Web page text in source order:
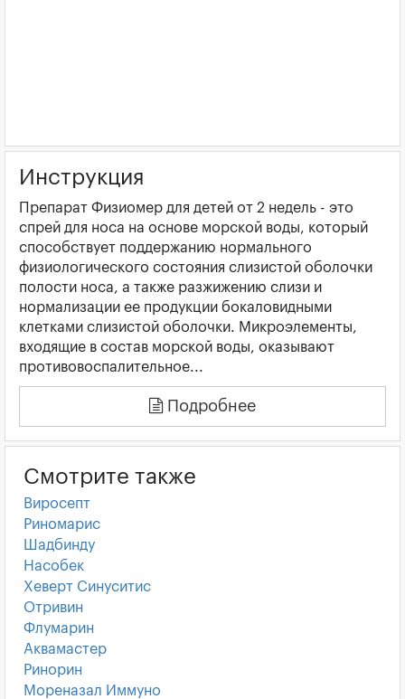
Инструкция
Препарат Физиомер для детей от 2 недель - это
спрей для носа на основе морской воды, который
способствует поддержанию нормального
физиологического состояния слизистой оболочки
полости носа, а также разжижению слизи и
нормализации ее продукции бокаловидными
клетками слизистой оболочки. Микроэлементы,
входящие в состав морской воды, оказывают
противовоспалительное...
Подробнее
Смотрите также
Виросепт
Риномарис
Шадбинду
Насобек
Хеверт Синуситис
Отривин
Флумарин
Аквамастер
Ринорин
Мореназал Иммуно